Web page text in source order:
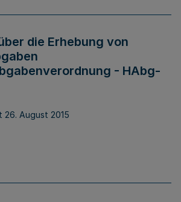
die Erhebung von
- HAbg-
26. August 2015